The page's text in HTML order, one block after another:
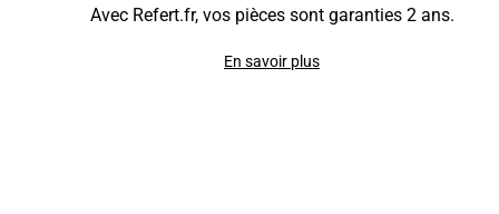
Avec Refert.fr, vos pièces sont garanties 2 ans.
En savoir plus